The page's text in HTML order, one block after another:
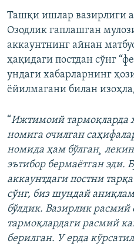
Ташқи ишлар вазирлиги
Озодлик гаплашган
аккаунтнинг айнан
ҳақидаги постдан сўнг
ундаги хабарларнинг
ëйилмагани билан
“Ижтимоий тармоқларда
номига очилган
номида ҳам бўлган¸
эътибор бермаëтган эди.
аккаунтдаги постни
сўнг, биз шундай
бўлдик. Вазирлик
тармоқлардаги расмий
берилган. У ерда